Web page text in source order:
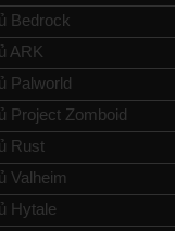
Bedrock
ARK
Palworld
Project Zomboid
Rust
Valheim
Hytale